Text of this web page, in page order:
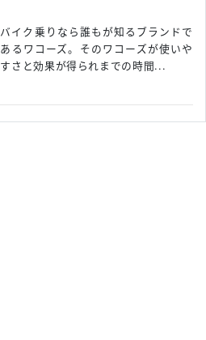
バイク乗りなら誰もが知るブランドで
あるワコーズ。そのワコーズが使いや
すさと効果が得られまでの時間...